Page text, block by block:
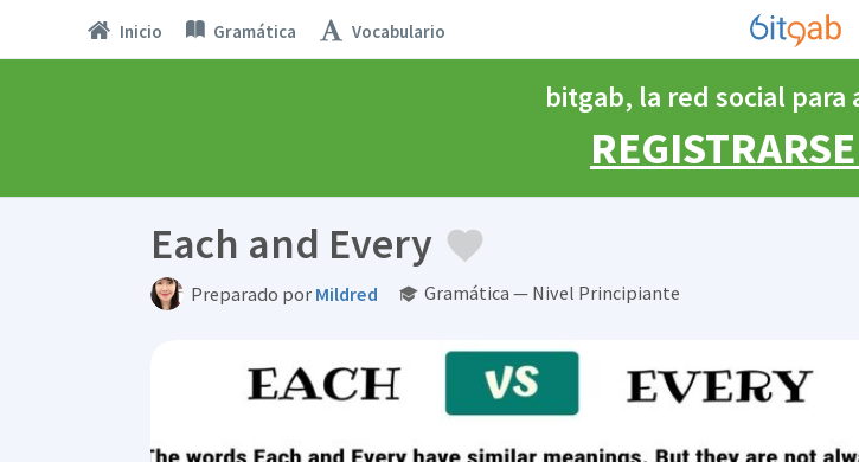
Inicio Gramática Vocabulario
bitgab, la red social
Each and Every
Preparado por Mildred Gramática — Nivel Principiante